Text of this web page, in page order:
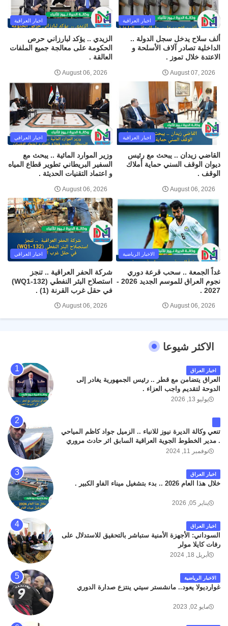
اخبار العراقية
ألف سلاح يدخل سجل الدولة ..
الداخلية تصادر آلاف الأسلحة و
الاعتدة خلال تموز .
August 07, 2026
اخبار العراقية
الزيدي .. يؤكد لبارزاني حرص
الحكومة على معالجة جميع الملفات
العالقة .
August 06, 2026
اخبار العراقية
القاضي زيدان .. يبحث مع رئيس
ديوان الوقف السني حماية أملاك
الوقف .
August 06, 2026
اخبار العراقي
وزير الموارد المائية .. يبحث مع
السفير البريطاني تطوير قطاع المياه
و اعتماد التقنيات الحديثة .
August 06, 2026
الاخبار الرياضية
غداً الجمعة .. سحب قرعة دوري
نجوم العراق للموسم الجديد 2026 -
2027 .
August 06, 2026
اخبار العراقي
شركة الحفر العراقية .. تنجز
استصلاح البئر النفطي (WQ1-132)
في حقل غرب القرنة (1) .
August 06, 2026
الاكثر شيوعا
اخبار العراق
العراق يتضامن مع قطر .. رئيس الجمهورية يغادر إلى
الدوحة لتقديم واجب العزاء .
يوليو 13, 2026
تنعي وكالة الديرة نيوز للانباء .. الزميل جواد كاظم المياحي
. مدير الخطوط الجوية العراقية السابق اثر حادث مروري
داخل مطار البصرة الدولي اليوم الاثنين على الطريق
كان سبب الحادث يعود لتصادم عجلته مع عجلة نوع كيا بنكو
تابعة لشركة الهلال الماسكة لإعمار مطار البصرة الدولي .
سائلين الله عز وجل ان يتغمد الفقيد بواسع رحمته ، و انا
نوفمبر 11, 2024
اخبار العراق
خلال هذا العام 2026 .. بدء بتشغيل ميناء الفاو الكبير .
يناير 05, 2026
اخبار العراق
السوداني: الأجهزة الأمنية ستباشر بالتحقيق للاستدلال على
رفات كايلا مولر
أبريل 18, 2024
الاخبار الرياضية
غوارديولا يعود.. مانشستر سيتي ينتزع صدارة الدوري
مايو 02, 2023